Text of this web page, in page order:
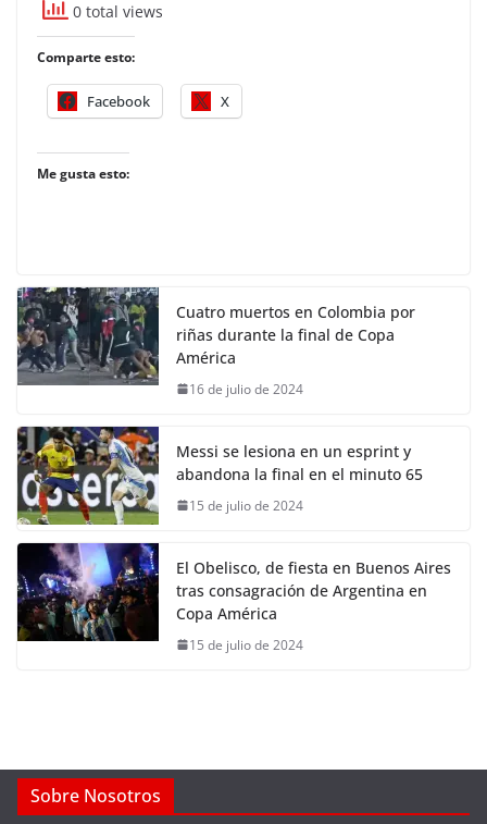
0 total views
Comparte esto:
Facebook X
Me gusta esto:
Cuatro muertos en Colombia por
riñas durante la final de Copa
América
16 de julio de 2024
Messi se lesiona en un esprint y
abandona la final en el minuto 65
15 de julio de 2024
El Obelisco, de fiesta en Buenos Aires
tras consagración de Argentina en
Copa América
15 de julio de 2024
Sobre Nosotros